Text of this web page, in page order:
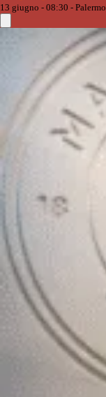
13 giugno - 08:30 - Palermo